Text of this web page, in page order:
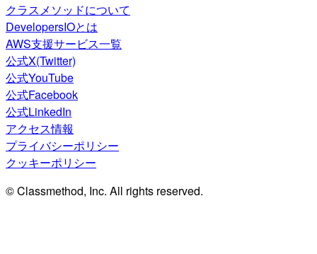
クラスメソッドについて
DevelopersIOとは
AWS支援サービス一覧
公式X(Twitter)
公式YouTube
公式Facebook
公式LinkedIn
アクセス情報
プライバシーポリシー
クッキーポリシー
© Classmethod, Inc. All rights reserved.